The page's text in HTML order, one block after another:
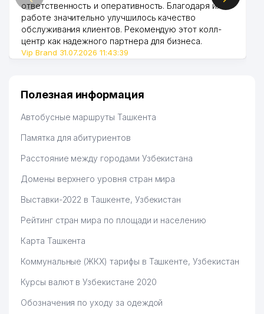
ответственность и оперативность. Благодаря их
работе значительно улучшилось качество
обслуживания клиентов. Рекомендую этот колл-
центр как надежного партнера для бизнеса.
Vip Brand 31.07.2026 11:43:39
Полезная информация
Автобусные маршруты Ташкента
Памятка для абитуриентов
Расстояние между городами Узбекистана
Домены верхнего уровня стран мира
Выставки-2022 в Ташкенте, Узбекистан
Рейтинг стран мира по площади и населению
Карта Ташкента
Коммунальные (ЖКХ) тарифы в Ташкенте, Узбекистан
Курсы валют в Узбекистане 2020
Обозначения по уходу за одеждой